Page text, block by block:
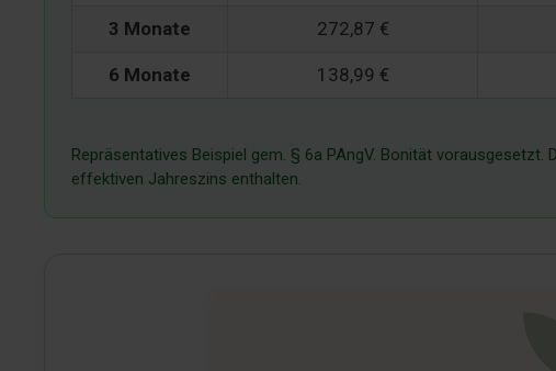
3 Monate 272,87 €
6 Monate 138,99 €
Repräsentatives Beispiel gem. § 6a PAngV. Bonität
effektiven Jahreszins enthalten.